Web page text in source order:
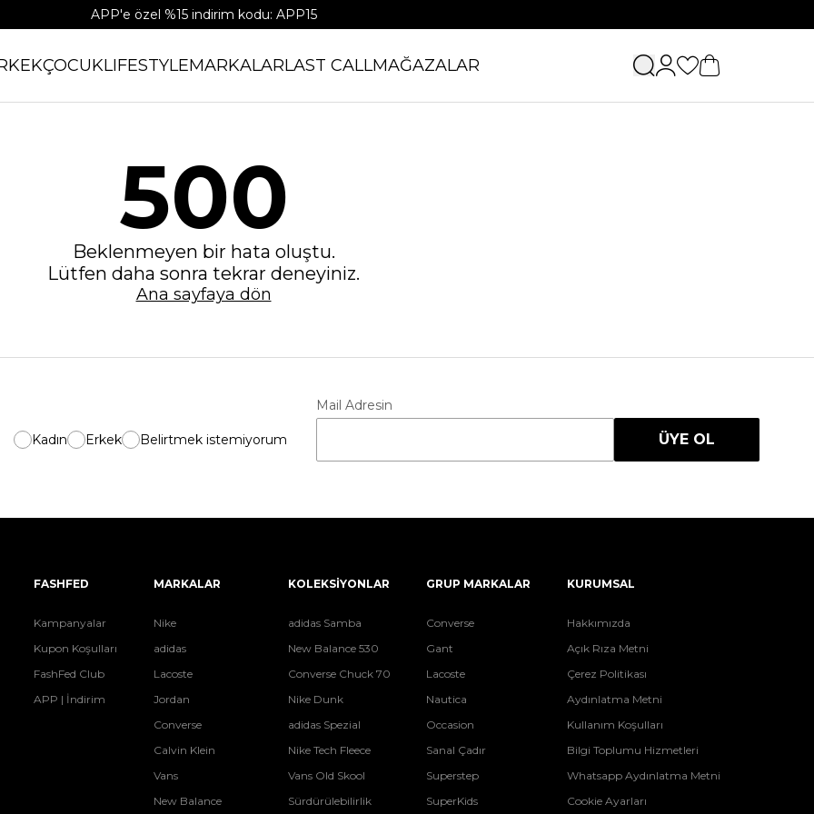
APP'e özel %15 indirim kodu: APP15
ÇOCUKLIFESTYLEMARKALARLAST CALLMAĞAZALAR
500
Beklenmeyen bir hata oluştu.
Lütfen daha sonra tekrar deneyiniz.
Ana sayfaya dön
Kadın Erkek Belirtmek istemiyorum
Mail Adresin
ÜYE OL
FASHFED
Kampanyalar
Kupon Koşulları
FashFed Club
APP | İndirim
MARKALAR
Nike
adidas
Lacoste
Jordan
Converse
Calvin Klein
Vans
New Balance
KOLEKSİYONLAR
adidas Samba
New Balance 530
Converse Chuck 70
Nike Dunk
adidas Spezial
Nike Tech Fleece
Vans Old Skool
Sürdürülebilirlik
GRUP MARKALAR
Converse
Gant
Lacoste
Nautica
Occasion
Sanal Çadır
Superstep
SuperKids
KURUMSAL
Hakkımızda
Açık Rıza Metni
Çerez Politikası
Aydınlatma Metni
Kullanım Koşulları
Bilgi Toplumu Hizmetleri
Whatsapp Aydınlatma Metni
Cookie Ayarları